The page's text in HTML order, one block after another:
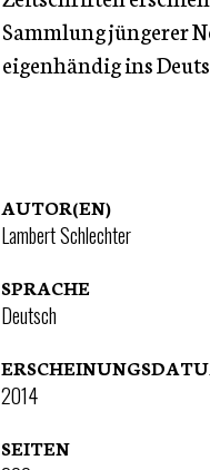
Sammlung jüngerer
eigenhändig ins
AUTOR(EN)
Lambert Schlechter
SPRACHE
Deutsch
2014
SEITEN